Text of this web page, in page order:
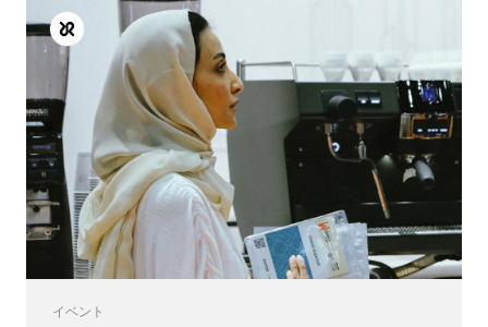
イベント
すべて
製品情報
ニュース